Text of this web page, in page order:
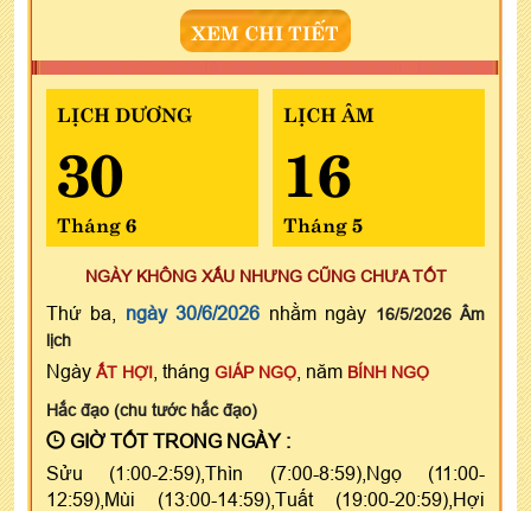
XEM CHI TIẾT
LỊCH DƯƠNG
30
Tháng 6
LỊCH ÂM
16
Tháng 5
NGÀY KHÔNG XẤU NHƯNG CŨNG CHƯA TỐT
Thứ ba, ngày 30/6/2026 nhằm ngày 16/5/2026 Âm
lịch
Ngày ẤT HỢI , tháng GIÁP NGỌ , năm BÍNH NGỌ
Hắc đạo (chu tước hắc đạo)
GIỜ TỐT TRONG NGÀY :
Sửu (1:00-2:59),Thìn (7:00-8:59),Ngọ (11:00-
12:59),Mùi (13:00-14:59),Tuất (19:00-20:59),Hợi